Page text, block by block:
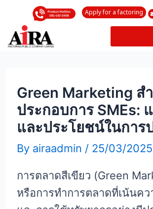
Apply for a factoring
Green Marketing ส
ประกอบการ SMEs:
และประโยชน์ในการ
By airaadmin / 25/03/2025
การตลาดสีเขียว (Green
หรือการทำการตลาดที่เน้นค